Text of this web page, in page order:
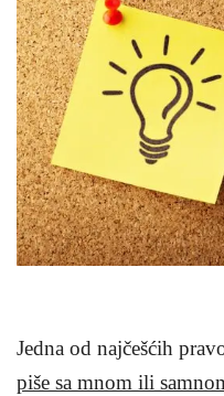
Jedna od najčešćih
piše sa mnom ili